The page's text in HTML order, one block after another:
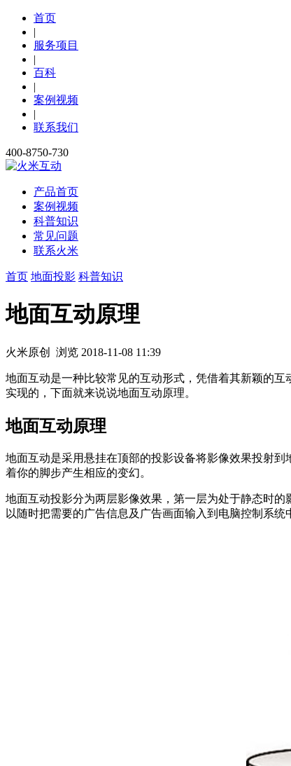
首页
|
服务项目
|
百科
|
案例视频
|
联系我们
400-8750-730
产品首页
案例视频
科普知识
常见问题
联系火米
首页 地面投影 科普知识
地面互动原理
火米原创 浏览 2018-11-08 11:39
地面互动是一种比较常见的互动形式，凭借着其新颖的
实现的，下面就来说说地面互动原理。
地面互动原理
地面互动是采用悬挂在顶部的投影设备将影像效果投射
着你的脚步产生相应的变幻。
地面互动投影分为两层影像效果，第一层为处于静态时
以随时把需要的广告信息及广告画面输入到电脑控制系统